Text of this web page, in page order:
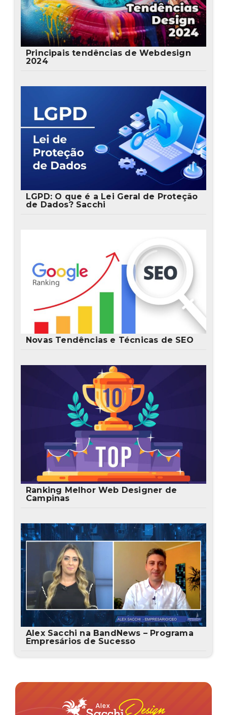
Principais tendências de Webdesign
2024
LGPD: O que é a Lei Geral de Proteção
de Dados? Sacchi
Novas Tendências e Técnicas de SEO
Ranking Melhor Web Designer de
Campinas
Alex Sacchi na BandNews – Programa
Empresários de Sucesso